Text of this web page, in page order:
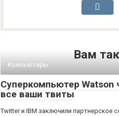
Вам
Компьютеры
Суперкомпьютер Watson
все ваши твиты
Twitter и IBM заключили партнерское